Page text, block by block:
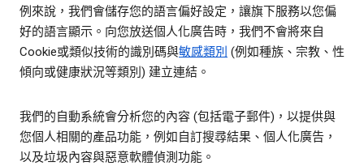
例來說，我們會儲存您的語言偏好設定，讓旗下服務以您偏
好的語言顯示。向您放送個人化廣告時，我們不會將來自
Cookie或類似技術的識別碼與敏感類別 (例如種族、宗教、性
傾向或健康狀況等類別) 建立連結。
我們的自動系統會分析您的內容 (包括電子郵件)，以提供與
您個人相關的產品功能，例如自訂搜尋結果、個人化廣告，
以及垃圾內容與惡意軟體偵測功能。